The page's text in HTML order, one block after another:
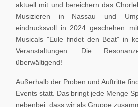
aktuell mit und bereichern das
Musizieren in Nassau und
eindrucksvoll in 2024 geschehen
Musicals "Eule findet den Beat" in
Veranstaltungen. Die
überwältigend!
Außerhalb der Proben und Auftritte
Events statt. Das bringt jede Menge
nebenbei, dass wir als Gruppe